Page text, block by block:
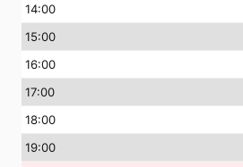
14:00
15:00
16:00
17:00
18:00
19:00